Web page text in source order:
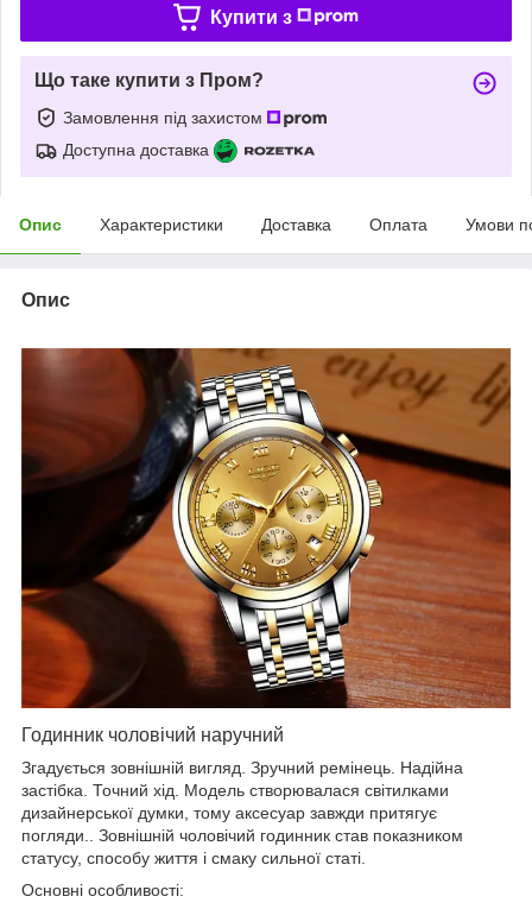
Купити з
Що таке купити з Пром?
Замовлення під захистом
Доступна доставка
Опис Характеристики Доставка Оплата Умови
Опис
Годинник чоловічий наручний
Згадується зовнішній вигляд. Зручний ремінець. Надійна
застібка. Точний хід. Модель створювалася світилками
дизайнерської думки, тому аксесуар завжди притягує
погляди.. Зовнішній чоловічий годинник став показником
статусу, способу життя і смаку сильної статі.
Основні особливості: